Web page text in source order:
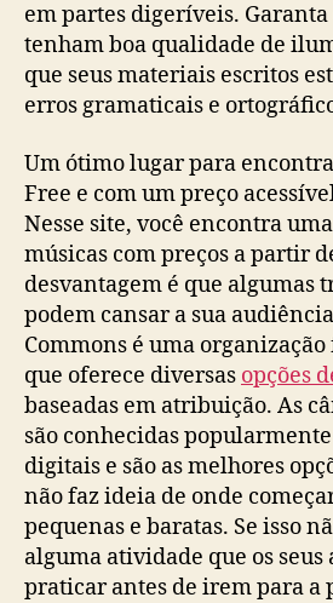
em partes digeríveis. Garanta
tenham boa qualidade de
que seus materiais escritos
erros gramaticais e
Um ótimo lugar para
Free e com um preço
Nesse site, você encontra
músicas com preços a partir
desvantagem é que algumas
podem cansar a sua
Commons é uma
que oferece diversas opções
baseadas em atribuição. As
são conhecidas
digitais e são as melhores
não faz ideia de onde
pequenas e baratas. Se isso
alguma atividade que os seus
praticar antes de irem para a